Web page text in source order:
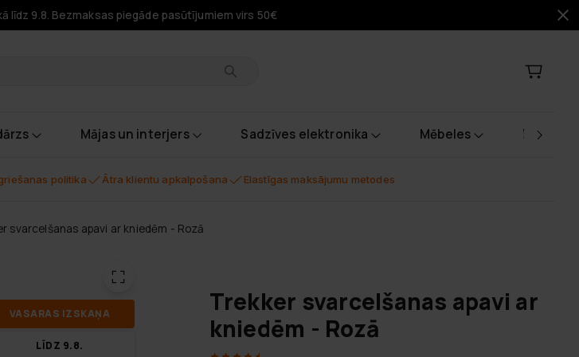
līdz 9.8. Bezmaksas piegāde pasūtījumiem virs 50€
Mājas un interjers Sadzīves elektronika Mēbeles
politika Ātra klientu apkalpošana Elastīgas maksājumu metodes
svarcelšanas apavi ar kniedēm - Rozā
VA­SA­RAS IZ­SKA­ŅA
LĪDZ 9.8.
Trekker svarcelšanas apavi ar
kniedēm - Rozā